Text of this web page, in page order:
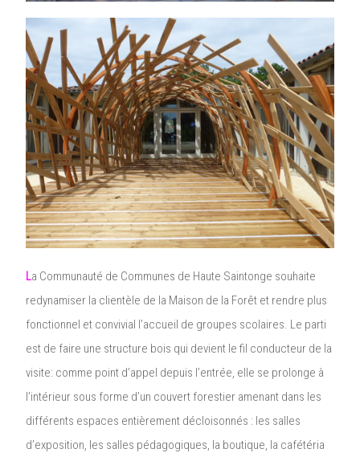
La Communauté de Communes de Haute Saintonge souhaite
redynamiser la clientèle de la Maison de la Forêt et rendre plus
fonctionnel et convivial l’accueil de groupes scolaires. Le parti
est de faire une structure bois qui devient le fil conducteur de la
visite: comme point d’appel depuis l’entrée, elle se prolonge à
l’intérieur sous forme d’un couvert forestier amenant dans les
différents espaces entièrement décloisonnés : les salles
d’exposition, les salles pédagogiques, la boutique, la cafétéria